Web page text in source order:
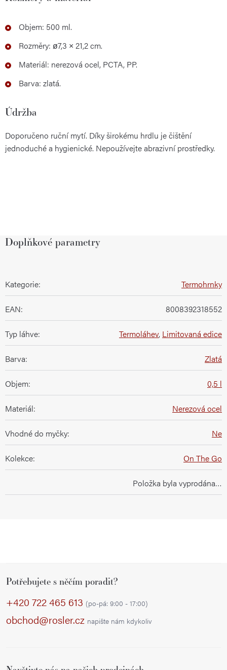
Objem: 500 ml.
Rozměry: ø7,3 × 21,2 cm.
Materiál: nerezová ocel, PCTA, PP.
Barva: zlatá.
Údržba
Doporučeno ruční mytí. Díky širokému hrdlu je čištění
jednoduché a hygienické. Nepoužívejte abrazivní prostředky.
Doplňkové parametry
Kategorie: Termohrnky
EAN: 8008392318552
Typ láhve: Termoláhev, Limitovaná edice
Barva: Zlatá
Objem: 0,5 l
Materiál: Nerezová ocel
Vhodné do myčky: Ne
Kolekce: On The Go
Položka byla vyprodána…
Potřebujete s něčím poradit?
+420 722 465 613 (po-pá: 9:00 - 17:00)
obchod@rosler.cz napište nám kdykoliv